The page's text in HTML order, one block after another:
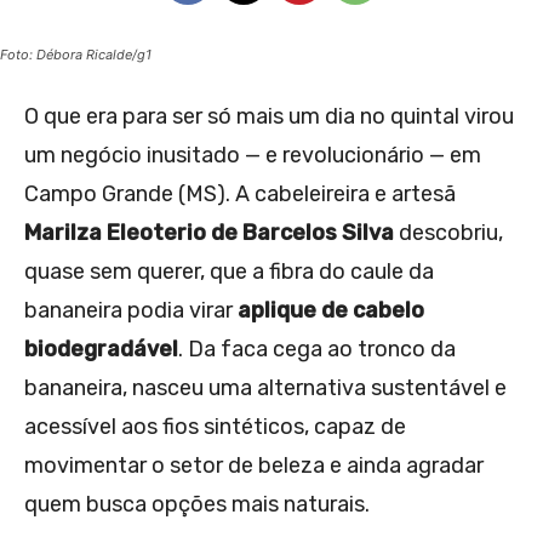
Foto: Débora Ricalde/g1
O que era para ser só mais um dia no quintal virou
um negócio inusitado — e revolucionário — em
Campo Grande (MS). A cabeleireira e artesã
Marilza Eleoterio de Barcelos Silva descobriu,
quase sem querer, que a fibra do caule da
bananeira podia viraraplique de cabelo
biodegradável. Da faca cega ao tronco da
bananeira, nasceu uma alternativa sustentável e
acessível aos fios sintéticos, capaz de
movimentar o setor de beleza e ainda agradar
quem busca opções mais naturais.